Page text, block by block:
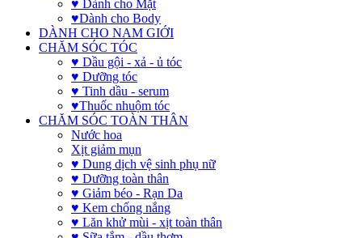
♥ Dành cho Mặt
♥Dành cho Body
DÀNH CHO NAM GIỚI
CHĂM SÓC TÓC
♥ Dầu gội - xả - ủ tóc
♥ Dưỡng tóc
♥ Tinh dầu - serum
♥Thuốc nhuộm tóc
CHĂM SÓC TOÀN THÂN
Nước hoa
Xịt giảm mụn
♥ Dung dịch vệ sinh phụ nữ
♥ Dưỡng toàn thân
♥ Giảm béo - Rạn Da
♥ Kem chống nắng
♥ Lăn khử mùi - xịt toàn thân